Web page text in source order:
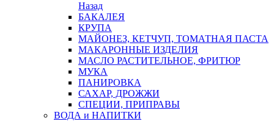
Назад
БАКАЛЕЯ
КРУПА
МАЙОНЕЗ, КЕТЧУП, ТОМАТНАЯ ПАСТА
МАКАРОННЫЕ ИЗДЕЛИЯ
МАСЛО РАСТИТЕЛЬНОЕ, ФРИТЮР
МУКА
ПАНИРОВКА
САХАР, ДРОЖЖИ
СПЕЦИИ, ПРИПРАВЫ
ВОДА и НАПИТКИ